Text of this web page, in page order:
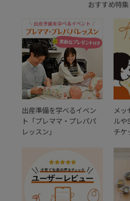
おすすめ特集
出産準備を学べるイベン
ト「プレママ・プレパパ
レッスン」
メッ
ルや
チケ